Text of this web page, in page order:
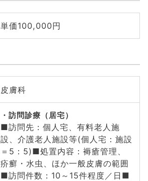
単価100,000円
皮膚科
訪問診療（居宅）
■訪問先：個人宅、有料老人施
設、介護老人施設等(個人宅：施設
＝5：5)■処置内容：褥瘡管理、
疥癬・水虫、ほか一般皮膚の範囲
■訪問件数：10～15件程度／日■